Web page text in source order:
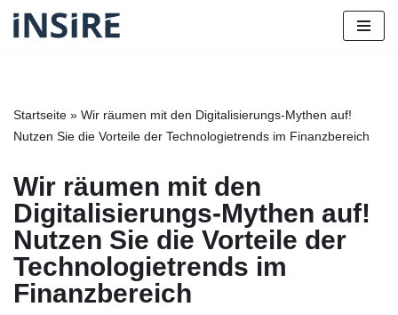
Startseite » Wir räumen mit den Digitalisierungs-Mythen auf!
Nutzen Sie die Vorteile der Technologietrends im Finanzbereich
Wir räumen mit den
Digitalisierungs-Mythen auf!
Nutzen Sie die Vorteile der
Technologietrends im
Finanzbereich